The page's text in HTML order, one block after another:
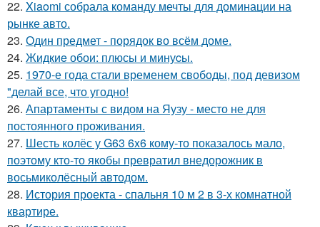
22. Xiaomi собрала команду мечты для доминации на
рынке авто.
23. Один предмет - порядок во всём доме.
24. Жидкиe обои: плюсы и минуcы.
25. 1970-е года стали временем свободы, под девизом
"делай все, что угодно!
26. Апартаменты с видом на Яузу - место не для
постоянного проживания.
27. Шесть колёс у G63 6x6 кому-то показалось мало,
поэтому кто-то якобы превратил внедорожник в
восьмиколёсный автодом.
28. История проекта - спальня 10 м 2 в 3-х комнатной
квартире.